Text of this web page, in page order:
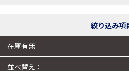
絞り込み項
在庫有無
並べ替え：